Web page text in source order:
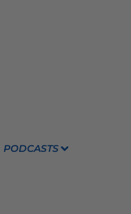
PODCASTS